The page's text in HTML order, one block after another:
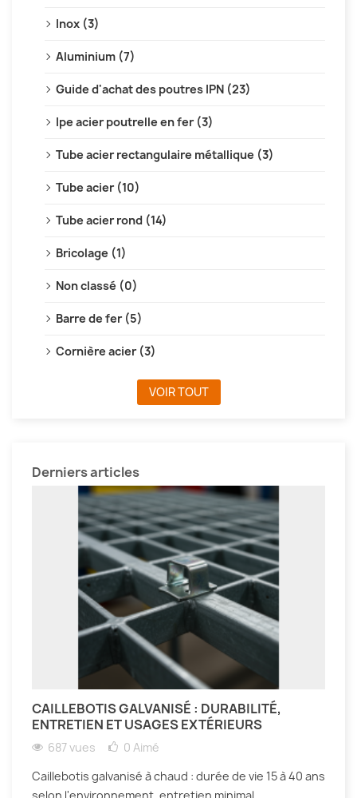
Inox (3)
Aluminium (7)
Guide d'achat des poutres IPN (23)
Ipe acier poutrelle en fer (3)
Tube acier rectangulaire métallique (3)
Tube acier (10)
Tube acier rond (14)
Bricolage (1)
Non classé (0)
Barre de fer (5)
Cornière acier (3)
VOIR TOUT
Derniers articles
CAILLEBOTIS GALVANISÉ : DURABILITÉ,
ENTRETIEN ET USAGES EXTÉRIEURS
687 vues 0 Aimé
Caillebotis galvanisé à chaud : durée de vie 15 à 40 ans